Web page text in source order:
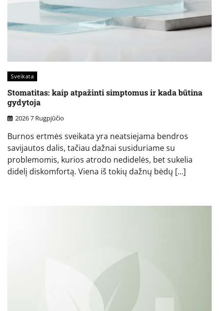
Sveikata
Stomatitas: kaip atpažinti simptomus ir kada būtina
gydytoja
2026 7 Rugpjūčio
Burnos ertmės sveikata yra neatsiejama bendros
savijautos dalis, tačiau dažnai susiduriame su
problemomis, kurios atrodo nedidelės, bet sukelia
didelį diskomfortą. Viena iš tokių dažnų bėdų […]